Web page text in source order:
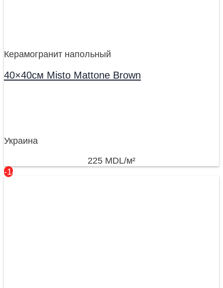
Керамогранит напольный
40×40см Misto Mattone Brown
Украина
225 MDL/м²
-14%